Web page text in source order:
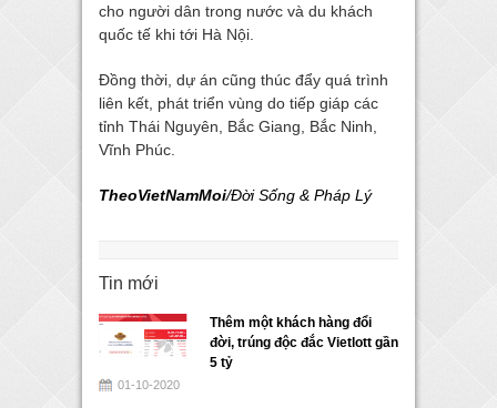
cho người dân trong nước và du khách
quốc tế khi tới Hà Nội.
Đồng thời, dự án cũng thúc đẩy quá trình
liên kết, phát triển vùng do tiếp giáp các
tỉnh Thái Nguyên, Bắc Giang, Bắc Ninh,
Vĩnh Phúc.
TheoVietNamMoi/Đời Sống & Pháp Lý
Tin mới
Thêm một khách hàng đổi
đời, trúng độc đắc Vietlott gần
5 tỷ
01-10-2020